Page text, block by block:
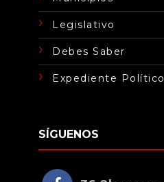
Legislativo
Debes Saber
Expediente Político
SÍGUENOS